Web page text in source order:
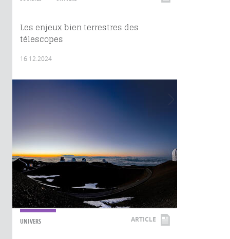
Les enjeux bien terrestres des
télescopes
16.12.2024
UNIVERS ARTICLE